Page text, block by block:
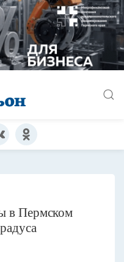
в Пермском